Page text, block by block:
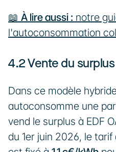
📖 À lire aussi : notre
l'autoconsommation
4.2 Vente du surplus
Dans ce modèle
autoconsomme une
vend le surplus à EDF
du 1er juin 2026, le